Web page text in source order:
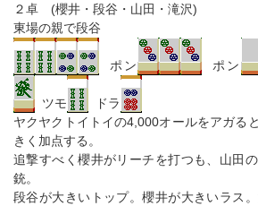
２卓 (櫻井・段谷・山田・滝沢)
東場の親で段谷
ポン ポン
ツモ
ドラ
ヤクヤクトイトイの4,000オールをアガる
きく加点する。
追撃すべく櫻井がリーチを打つも、山田
銃。
段谷が大きいトップ。櫻井が大きいラス